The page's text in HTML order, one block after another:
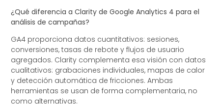
¿Qué diferencia a Clarity de Google Analytics 4 para el
análisis de campañas?
GA4 proporciona datos cuantitativos: sesiones,
conversiones, tasas de rebote y flujos de usuario
agregados. Clarity complementa esa visión con datos
cualitativos: grabaciones individuales, mapas de calor
y detección automática de fricciones. Ambas
herramientas se usan de forma complementaria, no
como alternativas.